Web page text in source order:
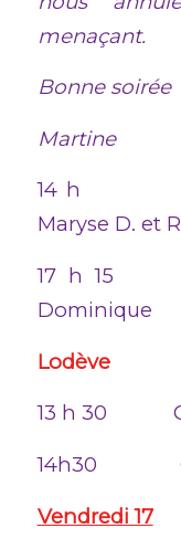
menaçant.
Bonne soirée
Martine
14 h
Maryse D. et
17 h 15
Dominique
Lodève
13 h 30
14h30
Vendredi 17